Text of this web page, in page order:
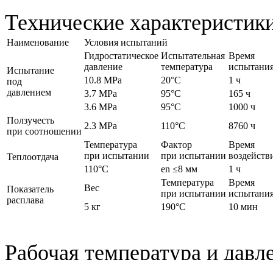
Технические
Наименование Условия испытаний
Испытание
под
давлением
Гидростатическое
давление
Испытательная
температура
Время
10.8 MPa
20°C
1 ч
3.7 MPa
95°C
165 ч
3.6 MPa
95°C
1000 ч
Ползучесть
при соотношении
2.3 MPa 110°C 8760 ч
Теплоотдача
Температура
при испытании
Фактор
при испытании
Время
110°C
en ≤8 мм
1 ч
Показатель
расплава
Вес
Температура
при испытании
Время
5 кг
190°C 10 мин
Рабочая температура и